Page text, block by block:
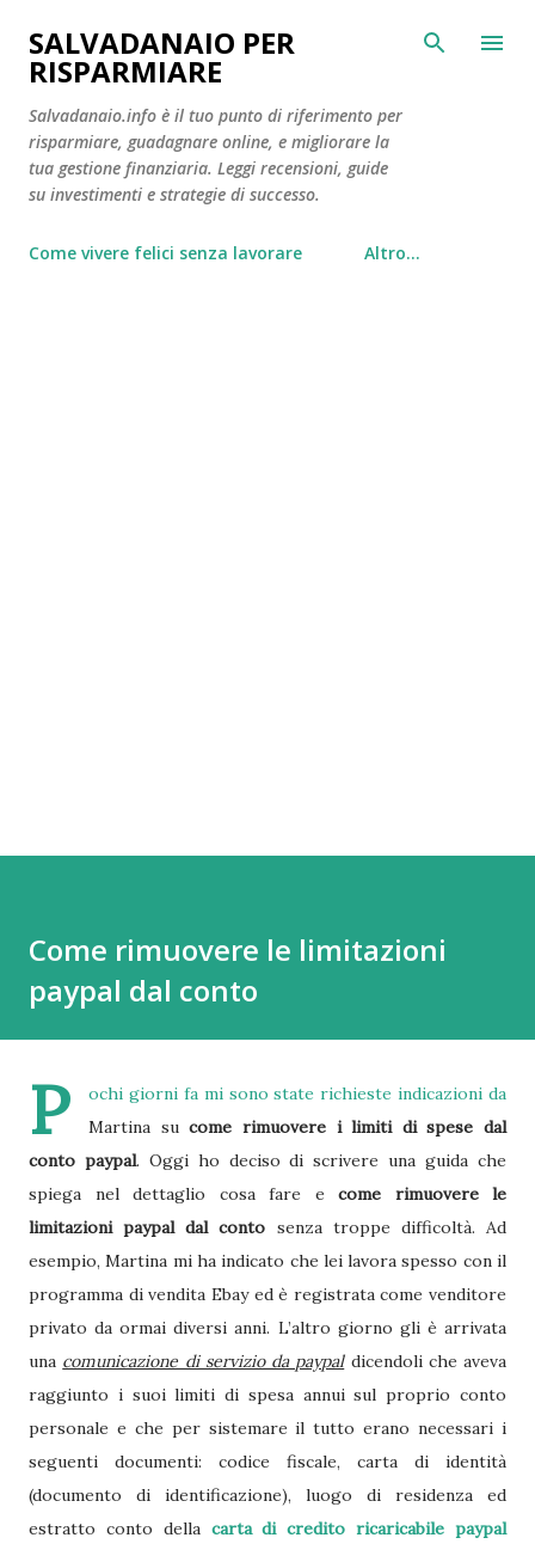
Passa ai contenuti principali
SALVADANAIO PER
RISPARMIARE
Salvadanaio.info è il tuo punto di riferimento per
risparmiare, guadagnare online, e migliorare la
tua gestione finanziaria. Leggi recensioni, guide
su investimenti e strategie di successo.
Come vivere felici senza lavorare Altro…
Come rimuovere le limitazioni
paypal dal conto
P
ochi giorni fa mi sono state richieste indicazioni da
Martina sucome rimuovere i limiti di spese dal
conto paypal. Oggi ho deciso di scrivere una guida che
spiega nel dettaglio cosa fare e come rimuovere le
limitazioni paypal dal conto senza troppe difficoltà. Ad
esempio, Martina mi ha indicato che lei lavora spesso con il
programma di vendita Ebay ed è registrata come venditore
privato da ormai diversi anni. L’altro giorno gli è arrivata
una comunicazione di servizio da paypaldicendoli che aveva
raggiunto i suoi limiti di spesa annui sul proprio conto
personale e che per sistemare il tutto erano necessari i
seguenti documenti: codice fiscale, carta di identità
(documento di identificazione), luogo di residenza ed
estratto conto della carta di credito ricaricabile paypal